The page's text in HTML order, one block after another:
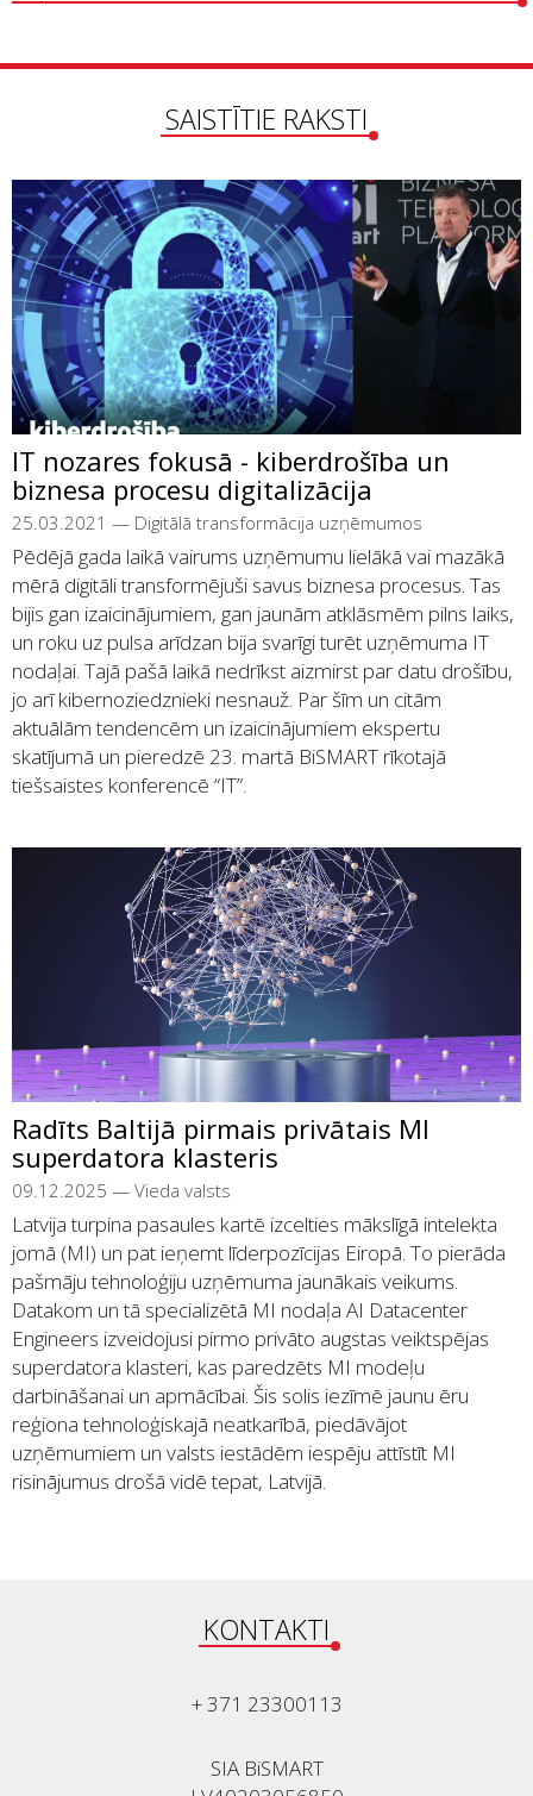
SAISTĪTIE RAKSTI
IT nozares fokusā - kiberdrošība un
biznesa procesu digitalizācija
25.03.2021 — Digitālā transformācija uzņēmumos
Pēdējā gada laikā vairums uzņēmumu lielākā vai mazākā
mērā digitāli transformējuši savus biznesa procesus. Tas
bijis gan izaicinājumiem, gan jaunām atklāsmēm pilns laiks,
un roku uz pulsa arīdzan bija svarīgi turēt uzņēmuma IT
nodaļai. Tajā pašā laikā nedrīkst aizmirst par datu drošību,
jo arī kibernoziedznieki nesnauž. Par šīm un citām
aktuālām tendencēm un izaicinājumiem ekspertu
skatījumā un pieredzē 23. martā BiSMART rīkotajā
tiešsaistes konferencē “IT”.
Radīts Baltijā pirmais privātais MI
superdatora klasteris
09.12.2025 — Vieda valsts
Latvija turpina pasaules kartē izcelties mākslīgā intelekta
jomā (MI) un pat ieņemt līderpozīcijas Eiropā. To pierāda
pašmāju tehnoloģiju uzņēmuma jaunākais veikums.
Datakom un tā specializētā MI nodaļa AI Datacenter
Engineers izveidojusi pirmo privāto augstas veiktspējas
superdatora klasteri, kas paredzēts MI modeļu
darbināšanai un apmācībai. Šis solis iezīmē jaunu ēru
reģiona tehnoloģiskajā neatkarībā, piedāvājot
uzņēmumiem un valsts iestādēm iespēju attīstīt MI
risinājumus drošā vidē tepat, Latvijā.
KONTAKTI
+ 371 23300113
SIA BiSMART